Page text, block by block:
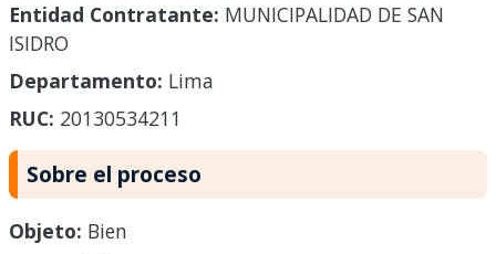
Entidad Contratante: MUNICIPALIDAD DE SAN
ISIDRO
Departamento: Lima
RUC: 20130534211
Sobre el proceso
Objeto: Bien